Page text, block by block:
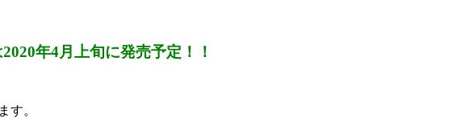
年4月上旬に発売予定！！
す。